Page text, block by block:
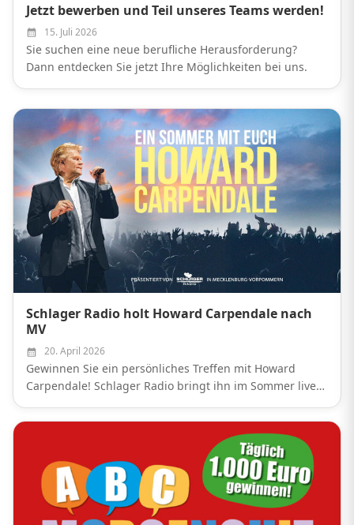
Jetzt bewerben und Teil unseres Teams werden!
15. Juli 2026
Sie suchen eine neue berufliche Herausforderung?
Dann entdecken Sie jetzt Ihre Möglichkeiten bei uns.
Schlager Radio holt Howard Carpendale nach
MV
20. April 2026
Gewinnen Sie ein persönliches Treffen mit Howard
Carpendale! Schlager Radio bringt ihn im Sommer live